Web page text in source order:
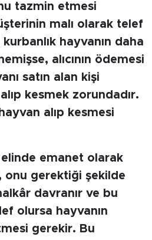
tazmin etmesi
malı olarak telef
hayvanın daha
alıcının ödemesi
satın alan kişi
kesmek zorundadır.
alıp kesmesi
elinde emanet olarak
onu gerektiği şekilde
davranır ve bu
olursa hayvanın
gerekir. Bu